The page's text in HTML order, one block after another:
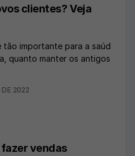
clientes? Veja
tão importante para a saúd
quanto manter os antigos
2022
vendas